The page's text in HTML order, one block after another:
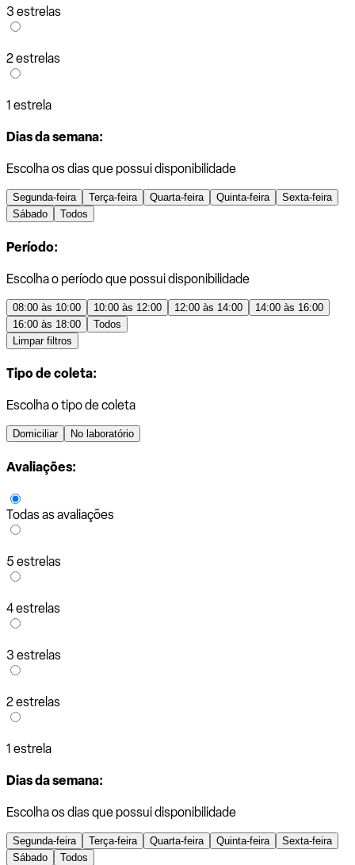
3 estrelas
2 estrelas
1 estrela
Dias da semana:
Escolha os dias que possui disponibilidade
Segunda-feira Terça-feira Quarta-feira Quinta-feira
Sexta-feira
Sábado
Todos
Período:
Escolha o período que possui disponibilidade
08:00 às 10:00 10:00 às 12:00 12:00 às 14:00
14:00 às 16:00
16:00 às 18:00
Todos
Limpar filtros
Tipo de coleta:
Escolha o tipo de coleta
Domiciliar No laboratório
Avaliações:
Todas as avaliações
5 estrelas
4 estrelas
3 estrelas
2 estrelas
1 estrela
Dias da semana:
Escolha os dias que possui disponibilidade
Segunda-feira Terça-feira Quarta-feira Quinta-feira
Sexta-feira
Sábado
Todos